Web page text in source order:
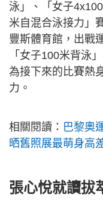
泳」、「女子
米自混合泳接力」
豐斯體育館，出戰
「女子100米背泳
為接下來的比賽熱
力。
相關閱讀： 巴黎奧
晒舊照展最萌身高
張心悅就讀拔